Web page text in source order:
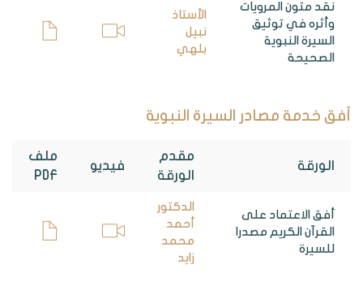
نقد متون المرويات
وأثره في توثيق
السيرة النبوية
الصحيحة
الأستاذ
نبيل
بلهي
أفق خدمة مصادر السيرة النبوية
الورقة
مقدم
الورقة
فيديو
ملف
PDF
أفق الاعتماد على
القرآن الكريم مصدرا
للسيرة
الدكتور
أحمد
محمد
زايد